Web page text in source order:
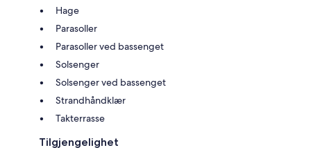
Hage
Parasoller
Parasoller ved bassenget
Solsenger
Solsenger ved bassenget
Strandhåndklær
Takterrasse
Tilgjengelighet